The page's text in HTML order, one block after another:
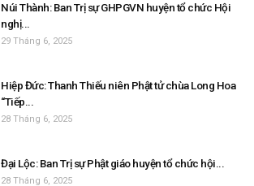
Núi Thành: Ban Trị sự GHPGVN huyện tổ chức Hội
nghị...
29 Tháng 6, 2025
Hiệp Đức: Thanh Thiếu niên Phật tử chùa Long Hoa
“Tiếp...
28 Tháng 6, 2025
Đại Lộc: Ban Trị sự Phật giáo huyện tổ chức hội...
28 Tháng 6, 2025